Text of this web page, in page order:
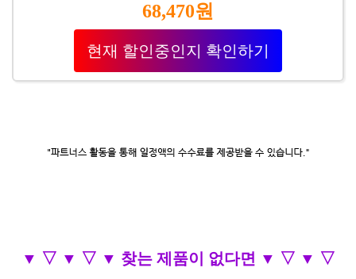
68,470원
현재 할인중인지 확인하기
▼ ▽ ▼ ▽ ▼ 찾는 제품이 없다면 ▼ ▽ ▼ ▽